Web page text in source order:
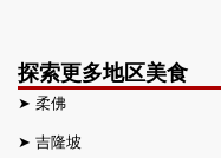
探索更多地区美食
➤ 柔佛
➤ 吉隆坡